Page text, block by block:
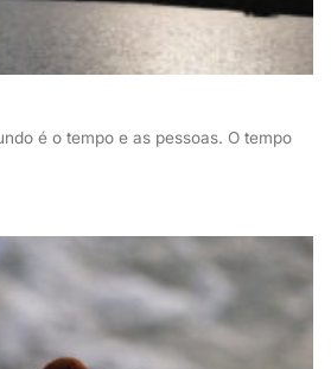
é o tempo e as pessoas. O tempo